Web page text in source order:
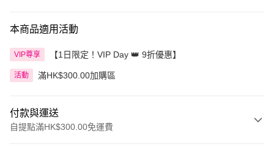
本商品適用活動
VIP尊享 【1日限定！VIP Day 👑 9折優惠】
活動 滿HK$300.00加購區
付款與運送
自提點滿HK$300.00免運費